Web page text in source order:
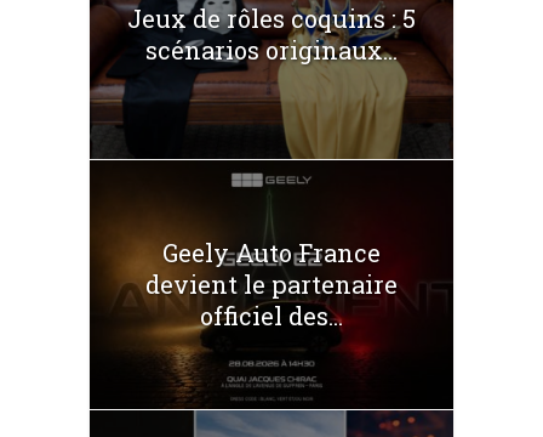
Jeux de rôles coquins : 5
scénarios originaux...
Geely Auto France
devient le partenaire
officiel des...